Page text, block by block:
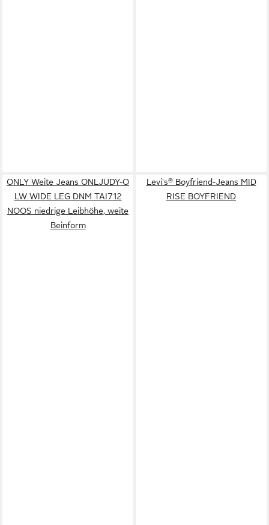
ONLY Weite Jeans ONLJUDY-O
LW WIDE LEG DNM TAI712
NOOS niedrige Leibhöhe, weite
Beinform
Levi's® Boyfriend-Jeans MID
RISE BOYFRIEND